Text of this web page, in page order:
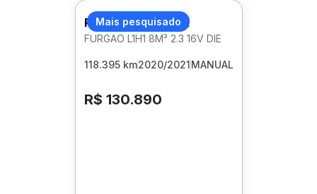
Mais pesquisado
RENAULT MASTER
FURGAO L1H1 8M³ 2.3 16V DIE
118.395 km2020/2021MANUAL
R$ 130.890